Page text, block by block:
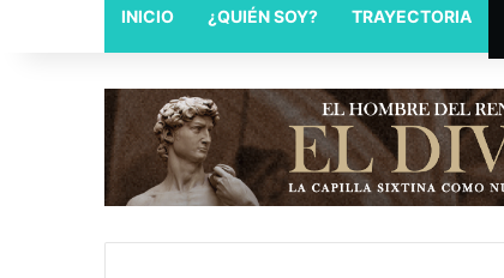
INICIO ¿QUIÉN SOY? TRAYECTORIA